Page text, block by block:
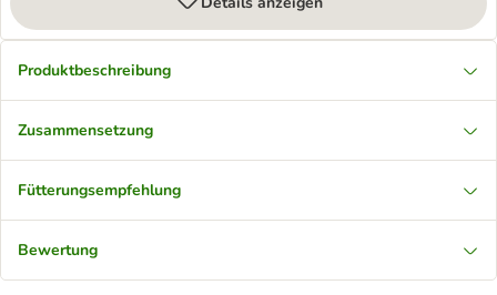
Produktbeschreibung
Zusammensetzung
Fütterungsempfehlung
Bewertung